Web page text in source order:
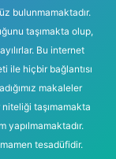
bulunmamaktadır.
taşımakta olup,
Bu internet
ile hiçbir bağlantısı
makaleler
taşımamakta
yapılmamaktadır.
tesadüfidir.